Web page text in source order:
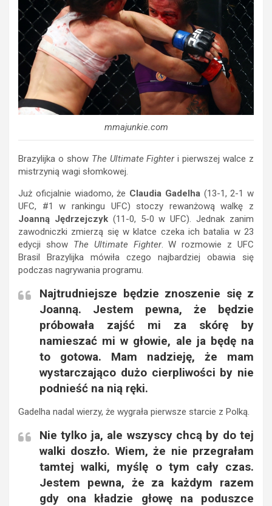
mmajunkie.com
Brazylijka o show The Ultimate Fighteri pierwszej walce z
mistrzynią wagi słomkowej.
Już oficjalnie wiadomo, że Claudia Gadelha (13-1, 2-1 w
UFC, #1 w rankingu UFC) stoczy rewanżową walkę z
Joanną Jędrzejczyk(11-0, 5-0 w UFC). Jednak zanim
zawodniczki zmierzą się w klatce czeka ich batalia w 23
edycji show The Ultimate Fighter. W rozmowie z UFC
Brasil Brazylijka mówiła czego najbardziej obawia się
podczas nagrywania programu.
Najtrudniejsze będzie znoszenie się z
Joanną. Jestem pewna, że będzie
próbowała zajść mi za skórę by
namieszać mi w głowie, ale ja będę na
to gotowa. Mam nadzieję, że mam
wystarczająco dużo cierpliwości by nie
podnieść na nią ręki.
Gadelha nadal wierzy, że wygrała pierwsze starcie z Polką.
Nie tylko ja, ale wszyscy chcą by do tej
walki doszło. Wiem, że nie przegrałam
tamtej walki, myślę o tym cały czas.
Jestem pewna, że za każdym razem
gdy ona kładzie głowę na poduszce